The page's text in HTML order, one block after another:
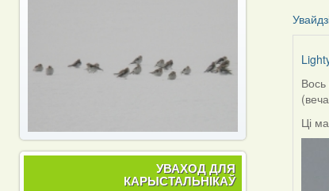
Вось
Ці
УВАХОД ДЛЯ
КАРЫСТАЛЬНІКАЎ